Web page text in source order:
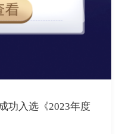
功入选《2023年度